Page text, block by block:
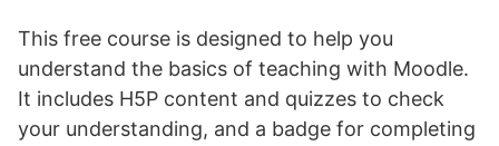
This free course is designed to help you
understand the basics of teaching with Moodle.
It includes H5P content and quizzes to check
your understanding, and a badge for completing